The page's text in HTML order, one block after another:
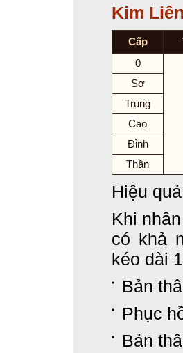
Kim
Cấp
0
Sơ
Trung
Cao
Đỉnh
Thần
Hiệu
Khi
có khả
kéo dài
Bản
Phục
Bản